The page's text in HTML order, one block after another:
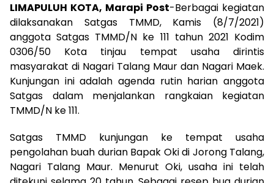
LIMAPULUH KOTA, Marapi Post-Berbagai kegiatan
dilaksanakan Satgas TMMD, Kamis (8/7/2021)
anggota Satgas TMMD/N ke 111 tahun 2021 Kodim
0306/50 Kota tinjau tempat usaha dirintis
masyarakat di Nagari Talang Maur dan Nagari Maek.
Kunjungan ini adalah agenda rutin harian anggota
Satgas dalam menjalankan rangkaian kegiatan
TMMD/N ke 111.
Satgas TMMD kunjungan ke tempat usaha
pengolahan buah durian Bapak Oki di Jorong Talang,
Nagari Talang Maur. Menurut Oki, usaha ini telah